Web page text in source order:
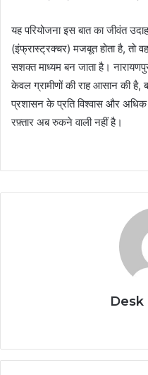
यह परियोजना इस बात का जीवंत
(इंफ्रास्ट्रक्चर) मजबूत होता है, तो
सशक्त माध्यम बन जाता है।
केवल ग्रामीणों की राह आसान की
प्रशासन के प्रति विश्वास और
रफ़्तार अब रुकने वाली नहीं है।
Desk